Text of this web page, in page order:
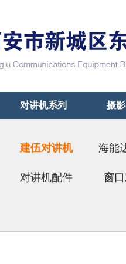
对讲机系列 摄
建伍对讲机 海能
（
对讲机配件 窗